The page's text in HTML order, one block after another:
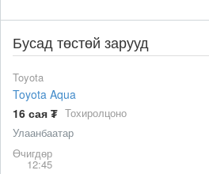
Бусад төстөй зарууд
Toyota
Toyota Aqua
16 сая ₮ Тохиролцоно
Улаанбаатар
Өчигдөр
12:45